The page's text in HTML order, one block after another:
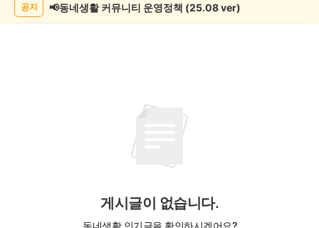
목
공지 📢동네생활 커뮤니티 운영정책 (25.08 ver)
게시글이 없습니다.
동네생활 인기글을 확인하시겠어요?